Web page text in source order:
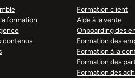
formation
contenus
Formation client
Aide à la vente
Onboarding des
Formation des
Formation à la
Formation des
Formation des